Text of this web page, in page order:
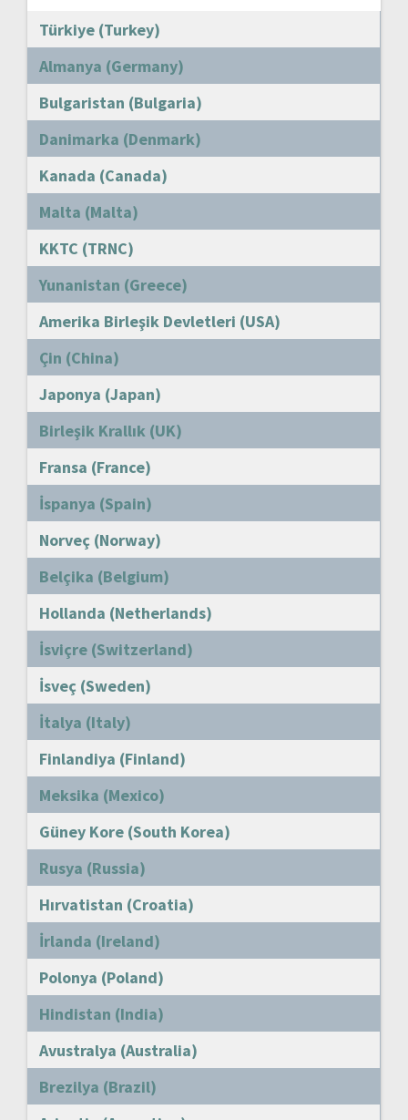
Türkiye (Turkey)
Almanya (Germany)
Bulgaristan (Bulgaria)
Danimarka (Denmark)
Kanada (Canada)
Malta (Malta)
KKTC (TRNC)
Yunanistan (Greece)
Amerika Birleşik Devletleri (USA)
Çin (China)
Japonya (Japan)
Birleşik Krallık (UK)
Fransa (France)
İspanya (Spain)
Norveç (Norway)
Belçika (Belgium)
Hollanda (Netherlands)
İsviçre (Switzerland)
İsveç (Sweden)
İtalya (Italy)
Finlandiya (Finland)
Meksika (Mexico)
Güney Kore (South Korea)
Rusya (Russia)
Hırvatistan (Croatia)
İrlanda (Ireland)
Polonya (Poland)
Hindistan (India)
Avustralya (Australia)
Brezilya (Brazil)